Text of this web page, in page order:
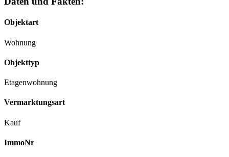
Objektart
Wohnung
Objekttyp
Etagenwohnung
Vermarktungsart
Kauf
ImmoNr